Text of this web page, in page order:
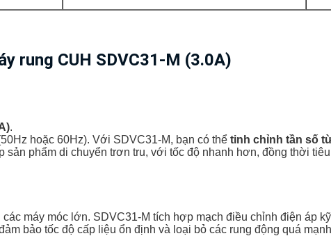
rung CUH SDVC31-M (3.0A)
.
hoặc 60Hz). Với SDVC31-M, bạn có thể tinh chỉnh tần số
phẩm di chuyển trơn tru, với tốc độ nhanh hơn, đồng thời
máy móc lớn. SDVC31-M tích hợp mạch điều chỉnh điện áp
bảo tốc độ cấp liệu ổn định và loại bỏ các rung động quá